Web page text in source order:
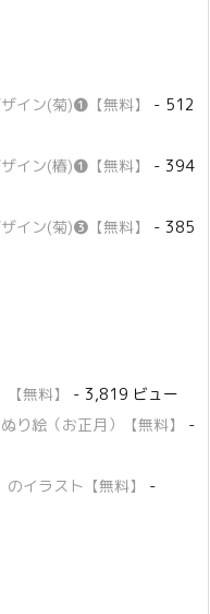
イン(菊)❶【無料】
- 512
イン(椿)❶【無料】
- 394
イン(菊)❸【無料】
- 385
無料】
- 3,819 ビュー
り絵（お正月）【無料】
-
イラスト【無料】
-